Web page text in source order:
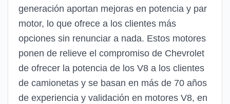
generación aportan mejoras en potencia y par
motor, lo que ofrece a los clientes más
opciones sin renunciar a nada. Estos motores
ponen de relieve el compromiso de Chevrolet
de ofrecer la potencia de los V8 a los clientes
de camionetas y se basan en más de 70 años
de experiencia y validación en motores V8, en